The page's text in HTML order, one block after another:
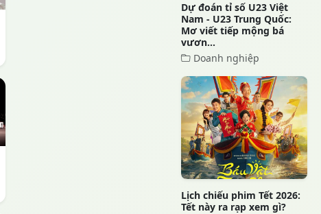
Dự đoán tỉ số U23 Việt
Nam - U23 Trung Quốc:
Mơ viết tiếp mộng bá
vươn...
Doanh nghiệp
Lịch chiếu phim Tết 2026:
Tết này ra rạp xem gì?